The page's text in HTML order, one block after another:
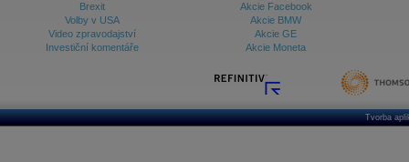
Brexit
Volby v USA
Video zpravodajství
Investiční komentáře
Akcie Facebook
Akcie BMW
Akcie GE
Akcie Moneta
Tvorba